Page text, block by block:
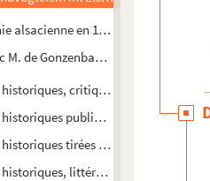
alsacienne en 1879-1880
M. de Gonzenbach sous le baron J.
historiques, critiques et littéraires
historiques publiées dans le Progrès
historiques tirées du Progrès
historiques, littéraires et religieuses